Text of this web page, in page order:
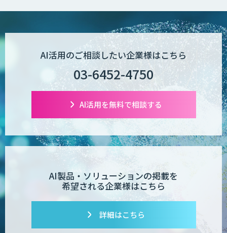
Explaza 生成AI Partner | AX
Wanderlust RAG コンシェルジュ
POPstation
「業務AIプロ」
Dify導入支援
AI活用のご相談したい企業様はこちら
03-6452-4750
AI活用を無料で相談する
AI製品・ソリューションの掲載を
希望される企業様はこちら
詳細はこちら